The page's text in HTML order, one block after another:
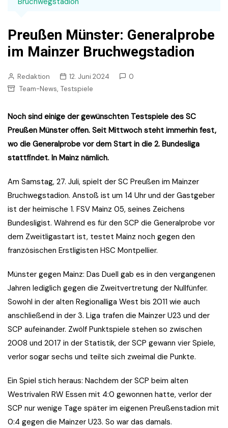
Preußen Münster: Generalprobe
im Mainzer Bruchwegstadion
Redaktion 12. Juni 2024
0
Team-News, Testspiele
Noch sind einige der gewünschten Testspiele des SC
Preußen Münster offen. Seit Mittwoch steht immerhin fest,
wo die Generalprobe vor dem Start in die 2. Bundesliga
stattfindet. In Mainz nämlich.
Am Samstag, 27. Juli, spielt der SC Preußen im Mainzer
Bruchwegstadion. Anstoß ist um 14 Uhr und der Gastgeber
ist der heimische 1. FSV Mainz 05, seines Zeichens
Bundesligist. Während es für den SCP die Generalprobe vor
dem Zweitligastart ist, testet Mainz noch gegen den
französischen Erstligisten HSC Montpellier.
Münster gegen Mainz: Das Duell gab es in den vergangenen
Jahren lediglich gegen die Zweitvertretung der Nullfünfer.
Sowohl in der alten Regionalliga West bis 2011 wie auch
anschließend in der 3. Liga trafen die Mainzer U23 und der
SCP aufeinander. Zwölf Punktspiele stehen so zwischen
2008 und 2017 in der Statistik, der SCP gewann vier Spiele,
verlor sogar sechs und teilte sich zweimal die Punkte.
Ein Spiel stich heraus: Nachdem der SCP beim alten
Westrivalen RW Essen mit 4:0 gewonnen hatte, verlor der
SCP nur wenige Tage später im eigenen Preußenstadion mit
0:4 gegen die Mainzer U23. So war das damals.